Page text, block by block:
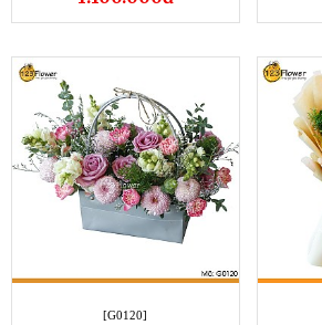
[G0120]